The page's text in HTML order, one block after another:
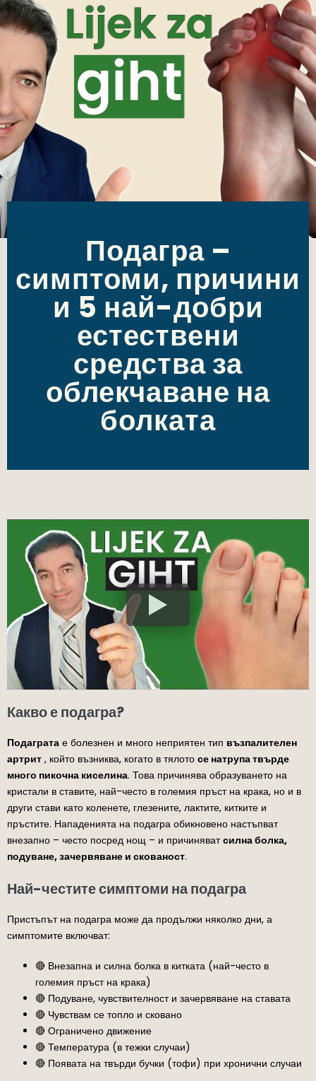
Подагра –
симптоми, причини
и 5 най-добри
естествени
средства за
облекчаване на
болката
Какво е подагра?
Подаграта е болезнен и много неприятен тип възпалителен
артрит , който възниква, когато в тялото се натрупа твърде
много пикочна киселина. Това причинява образуването на
кристали в ставите, най-често в големия пръст на крака, но и в
други стави като коленете, глезените, лактите, китките и
пръстите. Нападенията на подагра обикновено настъпват
внезапно – често посред нощ – и причиняватсилна болка,
подуване, зачервяване и скованост.
Най-честите симптоми на подагра
Пристъпът на подагра може да продължи няколко дни, а
симптомите включват:
🔴 Внезапна и силна болка в китката (най-често в
големия пръст на крака)
🔴 Подуване, чувствителност и зачервяване на ставата
🔴 Чувствам се топло и сковано
🔴 Ограничено движение
🔴 Температура (в тежки случаи)
🔴 Появата на твърди бучки (тофи) при хронични случаи